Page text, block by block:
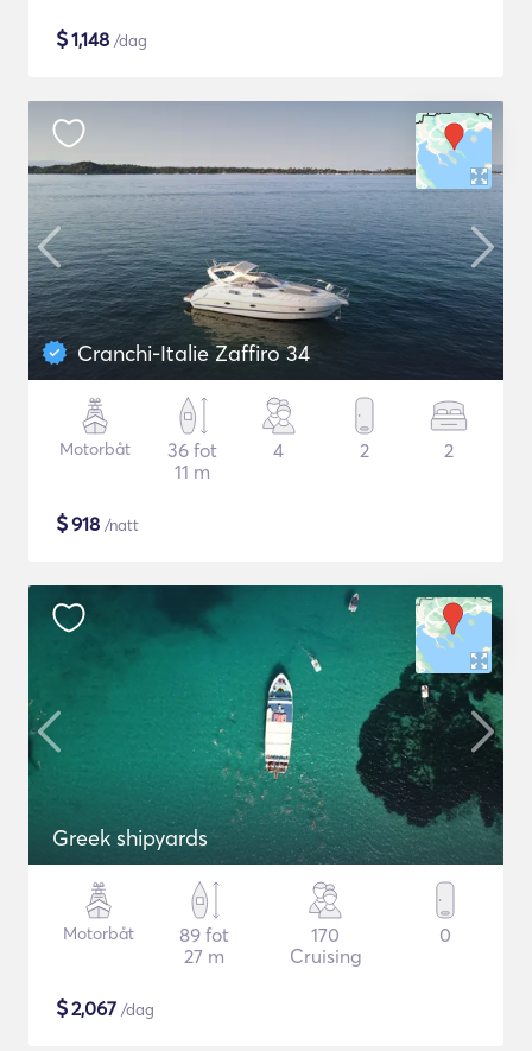
$1,148 /dag
Cranchi-Italie Zaffiro 34
Motorbåt
36 fot
11 m
4 2 2
$918 /natt
Greek shipyards
Motorbåt
89 fot
27 m
170
Cruising
0
$2,067 /dag